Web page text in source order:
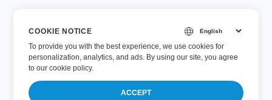
COOKIE NOTICE
To provide you with the best experience, we use cookies for
personalization, analytics, and ads. By using our site, you agree
toour cookie policy.
ACCEPT